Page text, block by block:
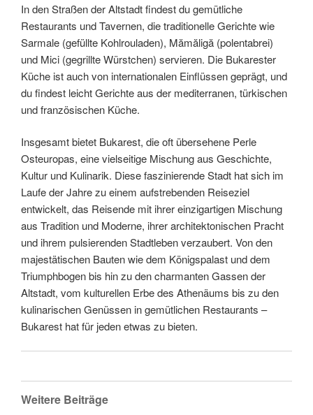
In den Straßen der Altstadt findest du gemütliche
Restaurants und Tavernen, die traditionelle Gerichte wie
Sarmale (gefüllte Kohlrouladen), Mămăligă (polentabrei)
und Mici (gegrillte Würstchen) servieren. Die Bukarester
Küche ist auch von internationalen Einflüssen geprägt, und
du findest leicht Gerichte aus der mediterranen, türkischen
und französischen Küche.
Insgesamt bietet Bukarest, die oft übersehene Perle
Osteuropas, eine vielseitige Mischung aus Geschichte,
Kultur und Kulinarik. Diese faszinierende Stadt hat sich im
Laufe der Jahre zu einem aufstrebenden Reiseziel
entwickelt, das Reisende mit ihrer einzigartigen Mischung
aus Tradition und Moderne, ihrer architektonischen Pracht
und ihrem pulsierenden Stadtleben verzaubert. Von den
majestätischen Bauten wie dem Königspalast und dem
Triumphbogen bis hin zu den charmanten Gassen der
Altstadt, vom kulturellen Erbe des Athenäums bis zu den
kulinarischen Genüssen in gemütlichen Restaurants –
Bukarest hat für jeden etwas zu bieten.
Weitere Beiträge